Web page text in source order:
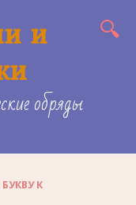
и
обряды
К